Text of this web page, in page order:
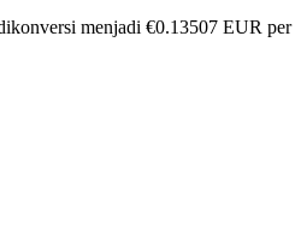
menjadi €0.13507 EUR per